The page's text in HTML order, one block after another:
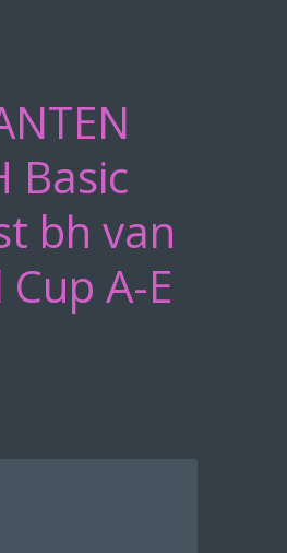
Basic
bh van
A-E